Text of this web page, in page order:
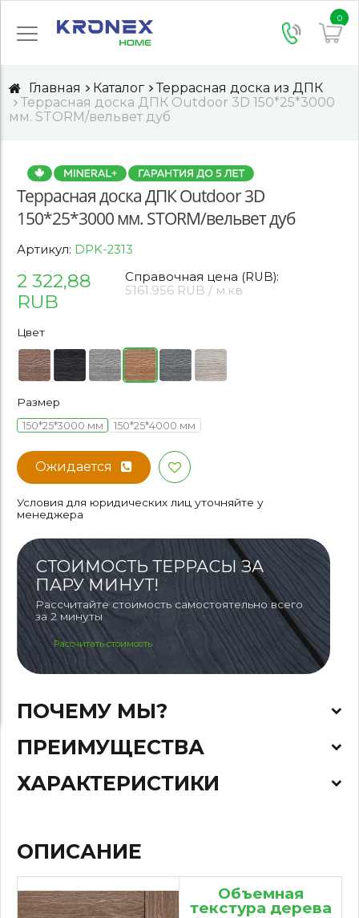
0
Главная Каталог
Террасная доска из ДПК
Террасная доска ДПК Outdoor 3D 150*25*3000
мм. STORM/вельвет дуб
Террасная доска ДПК Outdoor 3D
150*25*3000 мм. STORM/вельвет дуб
Артикул: DPK-2313
2 322,88
RUB
Справочная цена (RUB):
5161.956 RUB / м.кв
Цвет
Размер
150*25*3000 мм 150*25*4000 мм
Ожидается
Условия для юридических лиц уточняйте у
менеджера
СТОИМОСТЬ ТЕРРАСЫ ЗА
ПАРУ МИНУТ!
Рассчитайте стоимость самостоятельно всего
за 2 минуты
Рассчитать стоимость
ПОЧЕМУ МЫ?
ПРЕИМУЩЕСТВА
ХАРАКТЕРИСТИКИ
ОПИСАНИЕ
Объемная
текстура дерева